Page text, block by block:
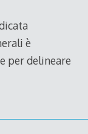
è
per delineare